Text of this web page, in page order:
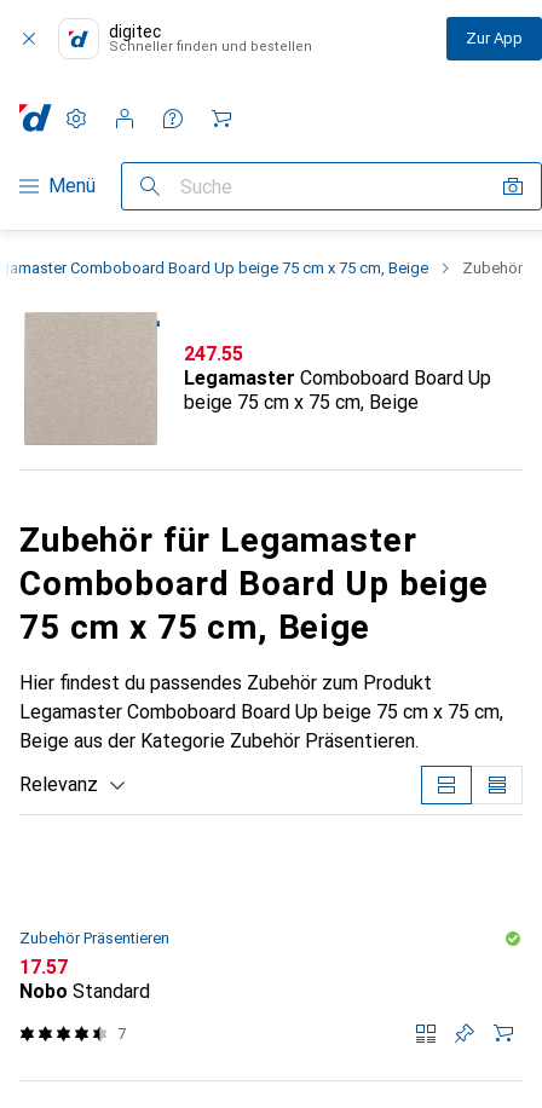
digitec
Schneller finden und bestellen Zur App
Navigation nach Kategorien
Menü Suche
Einstellungen
Kundenkonto
Vergleichslisten
Merklisten
Warenkorb
Comboboard Board Up beige 75 cm x 75 cm, Beige Zubehör
CHF
247.55
Legamaster Comboboard Board Up
beige 75 cm x 75 cm, Beige
Zubehör für Legamaster
Comboboard Board Up beige
75 cm x 75 cm, Beige
Hier findest du passendes Zubehör zum Produkt
Legamaster Comboboard Board Up beige 75 cm x 75 cm,
Beige aus der Kategorie Zubehör Präsentieren.
Relevanz
Zubehör Präsentieren
CHF
17.57
Nobo Standard
7